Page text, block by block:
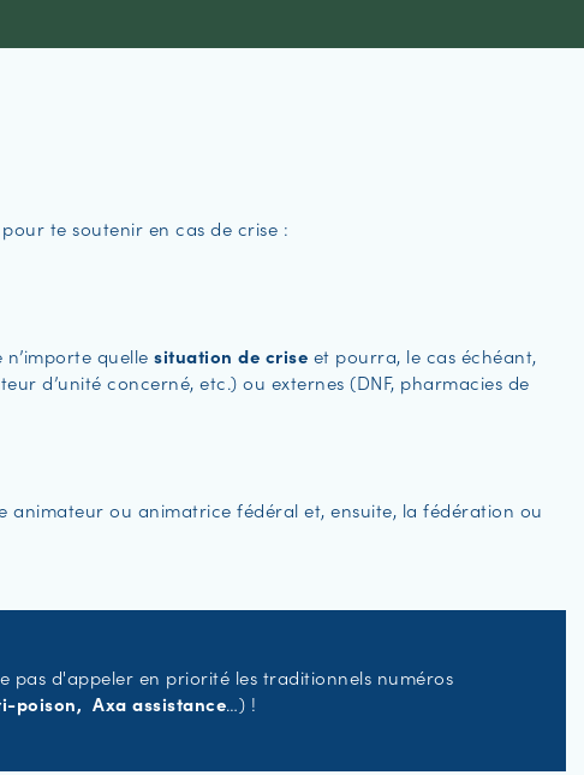
te soutenir en cas de crise :
quelle situation de crise et pourra, le cas échéant,
d’unité concerné, etc.) ou externes (DNF, pharmacies de
ou animatrice fédéral et, ensuite, la fédération ou
pas d'appeler en priorité les traditionnels numéros
poison, Axa assistance…) !